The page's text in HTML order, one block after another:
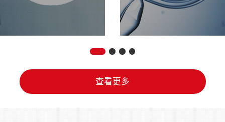
查看更多